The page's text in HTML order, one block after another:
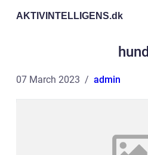
AKTIVINTELLIGENS.dk
hund
07 March 2023 admin